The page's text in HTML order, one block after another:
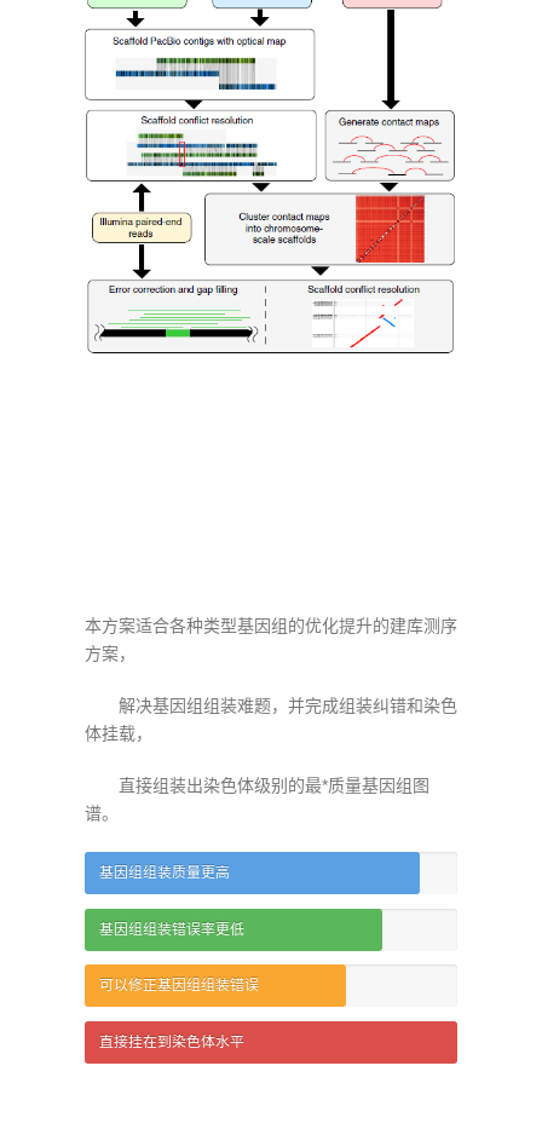
本方案适合各种类型基因组的优化提升的建库测序
方案，
解决基因组组装难题，并完成组装纠错和染色
体挂载，
直接组装出染色体级别的最*质量基因组图
谱。
基因组组装质量更高
基因组组装错误率更低
可以修正基因组组装错误
直接挂在到染色体水平